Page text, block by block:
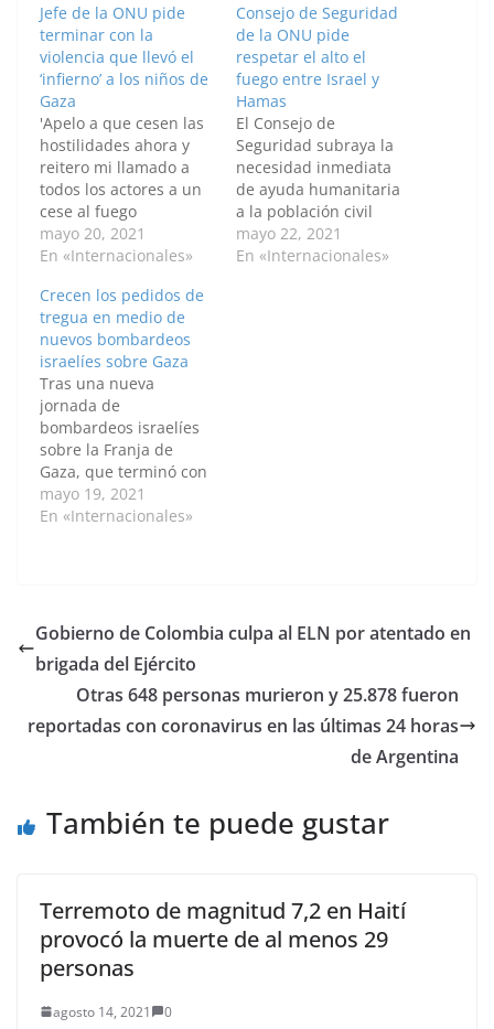
Jefe de la ONU pide
terminar con la
violencia que llevó el
‘infierno’ a los niños de
Gaza
'Apelo a que cesen las
hostilidades ahora y
reitero mi llamado a
todos los actores a un
cese al fuego
inmediato', declaró
Antonio Guterres
General de Naciones
Unidas. Por: Beyza
Binnur Dönmez /
Anadolu El secretario
general de la ONU,
Antonio Guterres, pidió
el jueves 20 de…
mayo 20, 2021
En «Internacionales»
Consejo de Seguridad
de la ONU pide
respetar el alto el
fuego entre Israel y
Hamas
El Consejo de
Seguridad subraya la
necesidad inmediata
de ayuda humanitaria
a la población civil
palestina. Por: Dilara
Hamit / Anadolu El
mayo 22, 2021
En «Internacionales»
Crecen los pedidos de
tregua en medio de
nuevos bombardeos
israelíes sobre Gaza
Tras una nueva
jornada de
bombardeos israelíes
sobre la Franja de
Gaza, que terminó con
al menos una casa
familiar destruida y
movimiento palestino
hoy y se sumó un
llamado
estadounidense un
poco más…
mayo 19, 2021
En «Internacionales»
Gobierno de Colombia culpa al ELN por atentado en
brigada del Ejército
Otras 648 personas murieron y 25.878 fueron
reportadas con coronavirus en las últimas 24 horas
de Argentina
También te puede gustar
Terremoto de magnitud 7,2 en Haití
provocó la muerte de al menos 29
personas
agosto 14, 2021 0